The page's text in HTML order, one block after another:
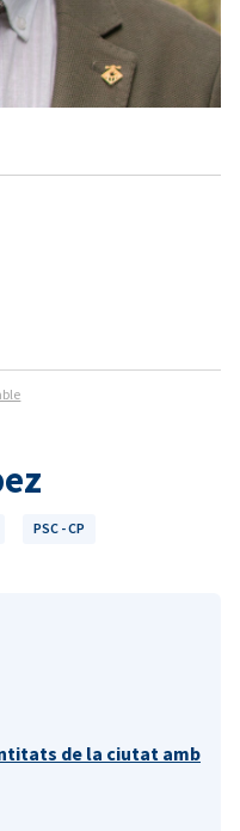
PSC - CP
de la ciutat amb